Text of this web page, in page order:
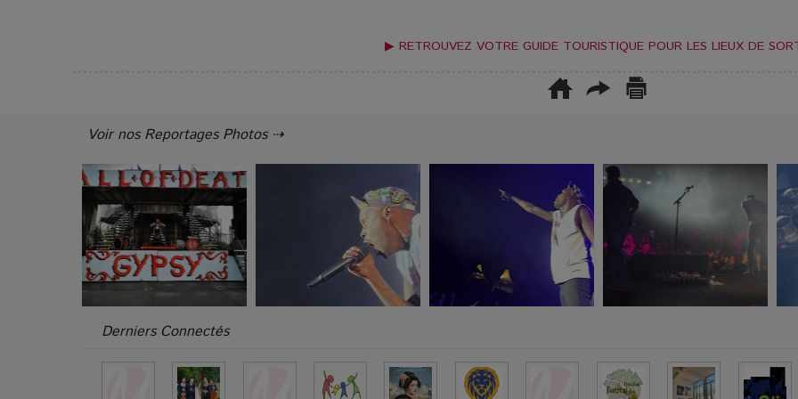
▶ RETROUVEZ VOTRE GUIDE TOURISTIQUE POUR LES LIEUX DE
Voir nos Reportages Photos ⇢
Derniers Connectés